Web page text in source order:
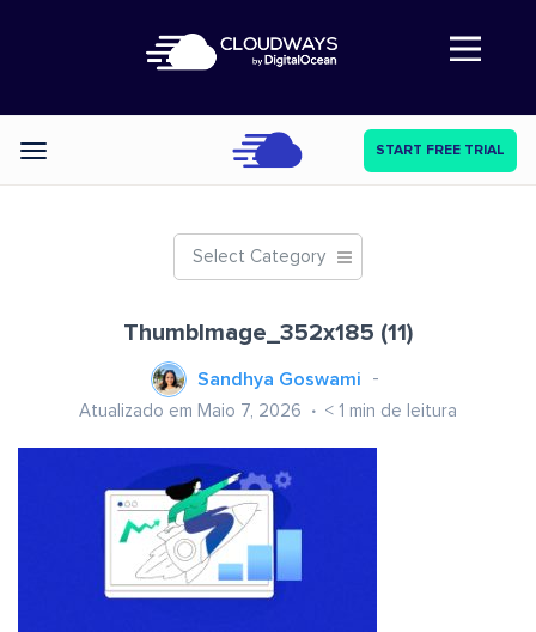
Abre a navegação
Categories START FREE TRIAL
Select Category
ThumbImage_352x185 (11)
Sandhya Goswami
Atualizado em Maio 7, 2026 < 1 min de leitura